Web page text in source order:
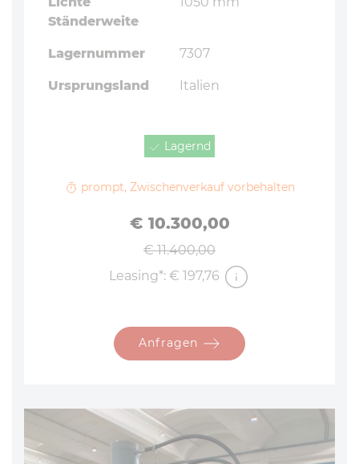
Ständerweite
Lagernummer 7307
Ursprungsland Italien
Lagernd
prompt, Zwischenverkauf vorbehalten
€ 10.300,00
Sonderangebot
€ 11.400,00
Leasing*: € 197,76
Anfragen